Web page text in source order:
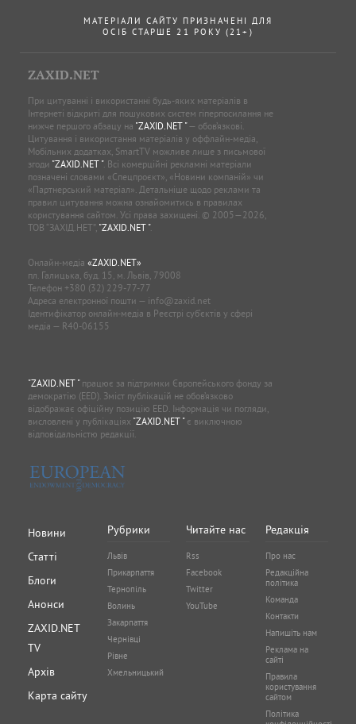
МАТЕРІАЛИ САЙТУ ПРИЗНАЧЕНІ ДЛЯ
ОСІБ СТАРШЕ 21 РОКУ (21+)
ZAXID.NET
При цитуванні і використанні будь-яких матеріалів в
Інтернеті відкриті для пошукових систем гіперпосилання не
нижче першого абзацу на "ZAXID.NET "— обов’язкові.
Цитування і використання матеріалів у оффлайн-медіа,
Мобільних додатках, SmartTV можливе лише з письмової
згоди "ZAXID.NET ". Всі комерційні рекламні матеріали
позначені словами «Спецпроєкт», «Новини компаній» чи
«Партнерський матеріал». Детальніше щодо реклами та
правил цитування можна ознайомитись в правилах
користування сайтом. Усі права захищені. © 2005—2026,
ТОВ “ЗАХІД.НЕТ”, "ZAXID.NET ".
Онлайн-медіа «ZAXID.NET»
пл. Галицька, буд. 15, м. Львів, 79008
Телефон +380 (32) 229-77-77
Адреса електронної пошти — info@zaxid.net
Ідентифікатор онлайн-медіа в Реєстрі суб'єктів у сфері
медіа — R40-06155
"ZAXID.NET "працює за підтримки Європейського фонду за
демократію (EED). Зміст публікацій не обов’язково
відображає офіційну позицію EED. Інформація чи погляди,
висловлені у публікаціях "ZAXID.NET "є виключною
відповідальністю редакції.
Новини
Статті
Блоги
Анонси
ZAXID.NET
TV
Архів
Карта сайту
Рубрики
Львів
Прикарпаття
Тернопіль
Волинь
Закарпаття
Чернівці
Рівне
Хмельницький
Читайте нас
Rss
Facebook
Twitter
YouTube
Редакція
Про нас
Редакційна
політика
Команда
Контакти
Напишіть нам
Реклама на
сайті
Правила
користування
сайтом
Політика